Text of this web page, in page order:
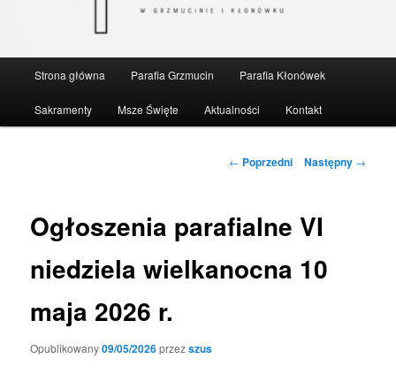
Strona główna Parafia Grzmucin Parafia Kłonówek
Sakramenty Msze Święte Aktualności Kontakt
Nawigacja
← Poprzedni Następny →
Ogłoszenia parafialne VI
niedziela wielkanocna 10
maja 2026 r.
Opublikowany09/05/2026przezszus